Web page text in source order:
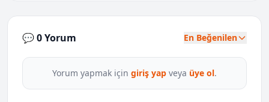
💬 0 Yorum En Beğenilen
Yorum yapmak için giriş yap veya üye ol.